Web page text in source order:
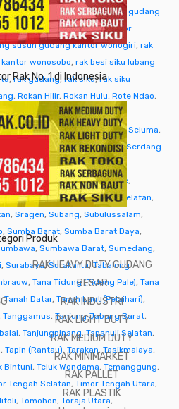
,rak besi siku lubang susun gudang
lubang susun gudang kantor
susun gudang kantor wonogiri, rak
wonosobo, rak besi siku lubang
,rak gudang, rak siku,rak siku
, Rokan Hilir, Rokan Hulu, Rote Ndao,
,Sambas,Samosir,
,Sawahlunto,Sekadau,Seluma,
Seram Bagian Timur,Serang,Serdang
,Siak, Sibolga,Sidenreng
,Sikka,Simalungun,Simeulue,
,Sleman,Solok,Solok Selatan,
, Sragen, Subang, Subulussalam,
, Sumba Barat, Sumba Barat Daya,
, Sumbawa Barat, Sumedang,
, Surabaya,Surakarta,Tabalong
, Tana Tidung (Tideng Pale), Tana
,Tanah Datar, Tanah Laut (Pelaihari),
Tanggamus, Tanjung Jabung Barat,
, Tanjungpinang,Tapanuli Selatan,
, Tapin (Rantau), Tarakan,Tasikmalaya,
Bintuni, Teluk Wondama, Temanggung,
Tengah Selatan, Timor Tengah Utara,
, Tomohon, Toraja Utara,
Rak No. 1 di Indonesia
Produk
RAK HEAVY DUTY GUDANG
BESAR
RAK INDUSTRI
RAK LIGHT DUTY
RAK MEDIUM DUTY
RAK MINIMARKET
RAK PALLET
RAK PLASTIK